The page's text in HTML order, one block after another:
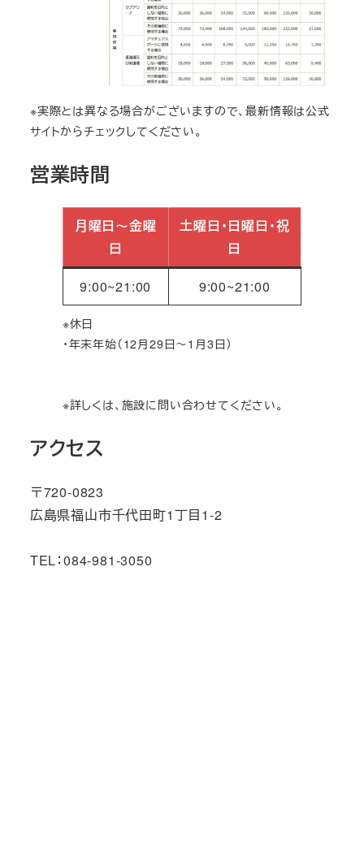
※実際とは異なる場合がございますので、最新情報は公式
サイトからチェックしてください。
営業時間
月曜日～金曜
日
土曜日・日曜日・祝
日
9:00~21:00 9:00~21:00
※休日
・年末年始（12月29日～1月3日）
※詳しくは、施設に問い合わせてください。
アクセス
〒720-0823
広島県福山市千代田町1丁目1-2
TEL：084-981-3050